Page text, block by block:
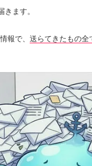
きます。
報で、送らてきたもの全